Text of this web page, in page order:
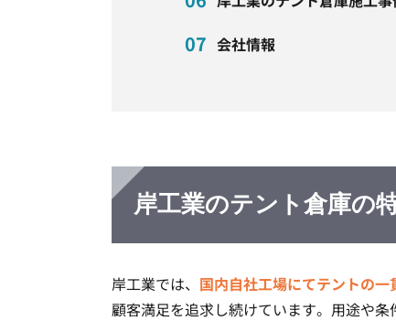
会社情報
岸工業のテント倉庫の
岸工業では、 国内自社工場にてテントの一
顧客満足を追求し続けています。用途や